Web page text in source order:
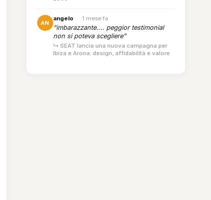
AN
angelo · 1 mese fa
“imbarazzante.... peggior testimonial
non si poteva scegliere”
↳ SEAT lancia una nuova campagna per
Ibiza e Arona: design, affidabilità e valore